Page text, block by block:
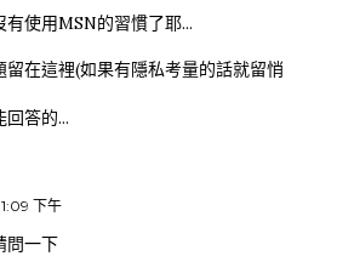
有使用MSN的習慣了耶...
留在這裡(如果有隱私考量的話就留悄
答的...
1:09 下午
問一下